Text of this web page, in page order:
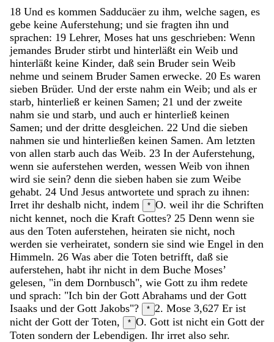
18 Und es kommen Sadducäer zu ihm, welche sagen, es
gebe keine Auferstehung; und sie fragten ihn und
sprachen: 19 Lehrer, Moses hat uns geschrieben: Wenn
jemandes Bruder stirbt und hinterläßt ein Weib und
hinterläßt keine Kinder, daß sein Bruder sein Weib
nehme und seinem Bruder Samen erwecke. 20 Es waren
sieben Brüder. Und der erste nahm ein Weib; und als er
starb, hinterließ er keinen Samen; 21 und der zweite
nahm sie und starb, und auch er hinterließ keinen
Samen; und der dritte desgleichen. 22 Und die sieben
nahmen sie und hinterließen keinen Samen. Am letzten
von allen starb auch das Weib. 23 In der Auferstehung,
wenn sie auferstehen werden, wessen Weib von ihnen
wird sie sein? denn die sieben haben sie zum Weibe
gehabt. 24 Und Jesus antwortete und sprach zu ihnen:
Irret ihr deshalb nicht, indem * O. weil ihr die Schriften
nicht kennet, noch die Kraft Gottes? 25 Denn wenn sie
aus den Toten auferstehen, heiraten sie nicht, noch
werden sie verheiratet, sondern sie sind wie Engel in den
Himmeln. 26 Was aber die Toten betrifft, daß sie
auferstehen, habt ihr nicht in dem Buche Moses’
gelesen, "in dem Dornbusch", wie Gott zu ihm redete
und sprach: "Ich bin der Gott Abrahams und der Gott
Isaaks und der Gott Jakobs"? * 2. Mose 3,627 Er ist
nicht der Gott der Toten, * O. Gott ist nicht ein Gott der
Toten sondern der Lebendigen. Ihr irret also sehr.